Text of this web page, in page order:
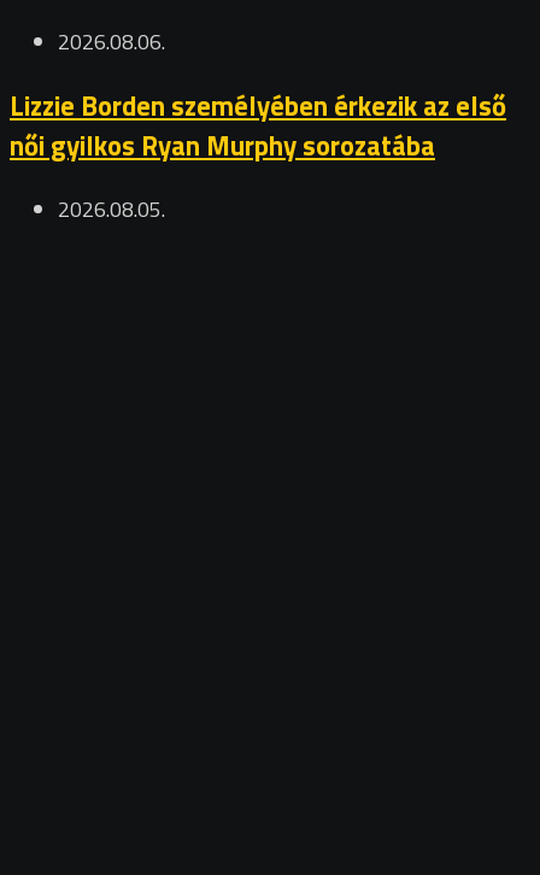
2026.08.06.
Lizzie Borden személyében érkezik az első
női gyilkos Ryan Murphy sorozatába
2026.08.05.